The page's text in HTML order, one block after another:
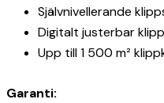
Självnivellerande
Digitalt justerbar
Upp till 1 500 m²
Garanti: